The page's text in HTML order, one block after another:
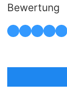
Bewertung